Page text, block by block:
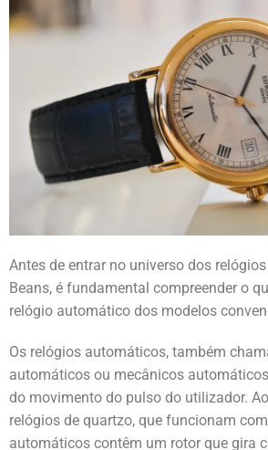
Antes de entrar no universo dos
Beans, é fundamental compreender o
relógio automático dos modelos
Os relógios automáticos, também
automáticos ou mecânicos
do movimento do pulso do utilizador.
relógios de quartzo, que funcionam
automáticos contêm um rotor que gira